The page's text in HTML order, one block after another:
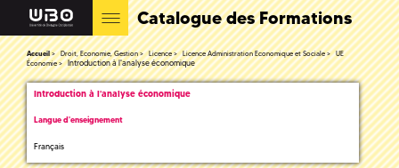
Catalogue des Formations
Accueil Droit, Economie, Gestion Licence Licence Administration Economique et Sociale
UE
Économie
Introduction à l'analyse économique
Introduction à l'analyse économique
Langue d'enseignement
Français